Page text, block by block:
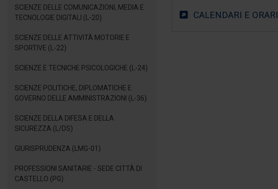
SCIENZE DELLE COMUNICAZIONI, MEDIA E
TECNOLOGIE DIGITALI (L-20)
SCIENZE DELLE ATTIVITÀ MOTORIE E
SPORTIVE (L-22)
SCIENZE E TECNICHE PSICOLOGICHE (L-24)
SCIENZE POLITICHE, DIPLOMATICHE E
GOVERNO DELLE AMMINISTRAZIONI (L-36)
SCIENZE DELLA DIFESA E DELLA
SICUREZZA (L/DS)
GIURISPRUDENZA (LMG-01)
PROFESSIONI SANITARIE - SEDE CITTÀ DI
CASTELLO (PG)
CALENDARI E ORARI